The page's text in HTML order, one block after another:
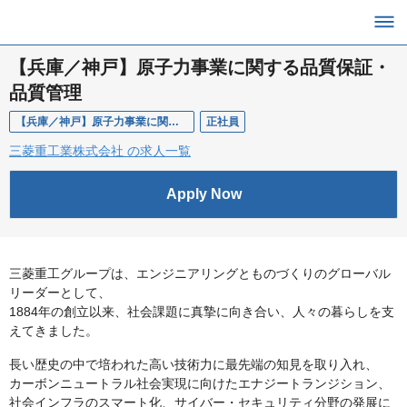
【兵庫／神戸】原子力事業に関する品質保証・
品質管理
【兵庫／神戸】原子力事業に関する品質保証・品質管理 正社員
三菱重工業株式会社 の求人一覧
Apply Now
三菱重工グループは、エンジニアリングとものづくりのグローバル
リーダーとして、
1884年の創立以来、社会課題に真摯に向き合い、人々の暮らしを支
えてきました。
長い歴史の中で培われた高い技術力に最先端の知見を取り入れ、
カーボンニュートラル社会実現に向けたエナジートランジション、
社会インフラのスマート化、サイバー・セキュリティ分野の発展に